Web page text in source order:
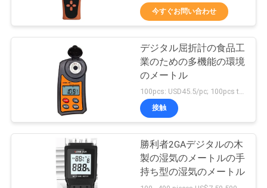
行
ル マルティメータ
ー
手動及ぶディジタ
ル マルティメータ
ー
15
今すぐお問い合わせ
デジタル屈折計の食品工
業のための多機能の環境
のメートル
100pcs: USD45.5/pc; 100pcs to 500pcs: USD43.5/pc; 500pcs to 1000pcs: USD42/pc; MOQ:100PCS
接触
勝利者2GAデジタルの木
製の湿気のメートルの手
持ち型の湿気のメートル